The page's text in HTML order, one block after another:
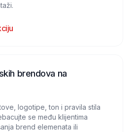
brendova na
logotipe, ton i pravila stila
se među klijentima
brend elemenata ili